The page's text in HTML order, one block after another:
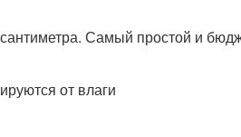
Самый простой и
от влаги